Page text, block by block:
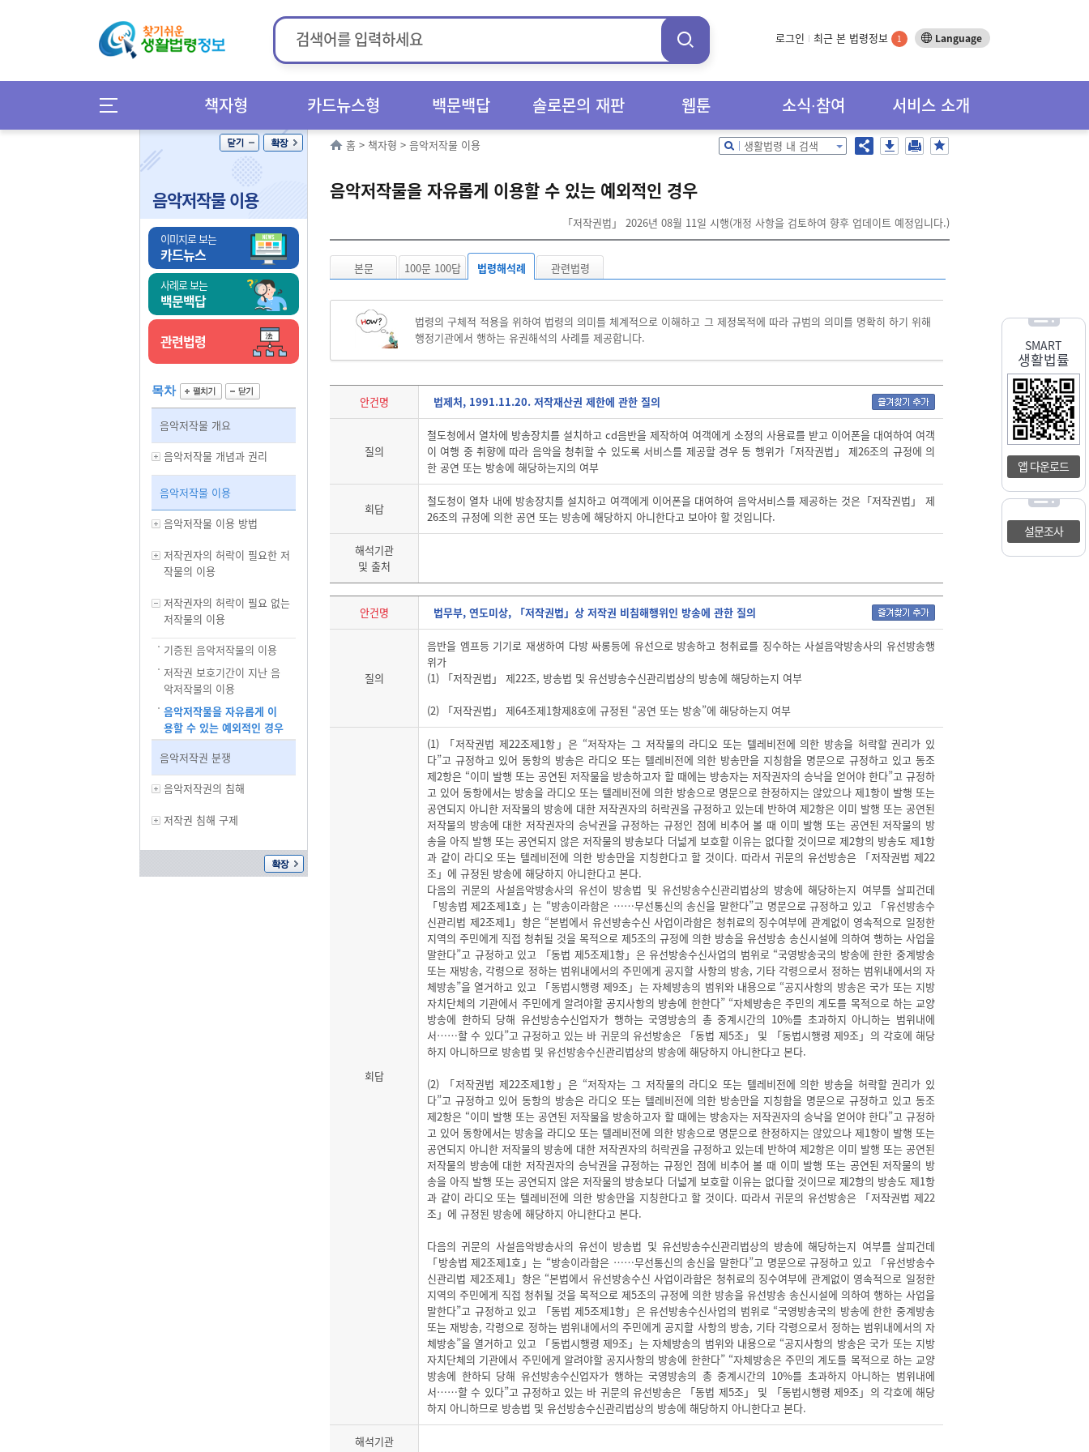
로그인 최근 본 법령정보 1 Language
책자형 카드뉴스형 백문백답 솔로몬의 재판 웹툰 소식∙참여 서비스 소개
SMART
생활법률
앱 다운로드
설문조사
음악저작물 이용
이미지로 보는
카드뉴스
사례로 보는
백문백답
관련법령
목차
음악저작물 개요
음악저작물 개념과 권리
음악저작물 이용
음악저작물 이용 방법
저작권자의 허락이 필요한 저
작물의 이용
저작권자의 허락이 필요 없는
저작물의 이용
기증된 음악저작물의 이용
저작권 보호기간이 지난 음
악저작물의 이용
음악저작물을 자유롭게 이
용할 수 있는 예외적인 경우
음악저작권 분쟁
음악저작권의 침해
저작권 침해 구제
홈 > 책자형 > 음악저작물 이용 생활법령 내 검색
음악저작물을 자유롭게 이용할 수 있는 예외적인 경우
「저작권법」 2026년 08월 11일 시행(개정 사항을 검토하여 향후 업데이트 예정입니다.)
본문 100문 100답 법령해석례 관련법령
법령의 구체적 적용을 위하여 법령의 의미를 체계적으로 이해하고 그 제정목적에 따라 규범의 의미를 명확히 하기 위해
행정기관에서 행하는 유권해석의 사례를 제공합니다.
안건명 법제처, 1991.11.20. 저작재산권 제한에 관한 질의
질의
철도청에서 열차에 방송장치를 설치하고 cd음반을 제작하여 여객에게 소정의 사용료를 받고 이어폰을 대여하여 여객
이 여행 중 취향에 따라 음악을 청취할 수 있도록 서비스를 제공할 경우 동 행위가「저작권법」 제26조의 규정에 의
한 공연 또는 방송에 해당하는지의 여부
회답
철도청이 열차 내에 방송장치를 설치하고 여객에게 이어폰을 대여하여 음악서비스를 제공하는 것은「저작권법」 제
26조의 규정에 의한 공연 또는 방송에 해당하지 아니한다고 보아야 할 것입니다.
해석기관
및 출처
안건명 법무부, 연도미상, 「저작권법」상 저작권 비침해행위인 방송에 관한 질의
질의
음반을 엠프등 기기로 재생하여 다방 싸롱등에 유선으로 방송하고 청취료를 징수하는 사설음악방송사의 유선방송행
위가
(1) 「저작권법」 제22조, 방송법 및 유선방송수신관리법상의 방송에 해당하는지 여부
(2) 「저작권법」 제64조제1항제8호에 규정된 “공연 또는 방송”에 해당하는지 여부
회답
(1) 「저작권법 제22조제1항」은 “저작자는 그 저작물의 라디오 또는 텔레비전에 의한 방송을 허락할 권리가 있
다”고 규정하고 있어 동항의 방송은 라디오 또는 텔레비전에 의한 방송만을 지칭함을 명문으로 규정하고 있고 동조
제2항은 “이미 발행 또는 공연된 저작물을 방송하고자 할 때에는 방송자는 저작권자의 승낙을 얻어야 한다”고 규정하
고 있어 동항에서는 방송을 라디오 또는 텔레비전에 의한 방송으로 명문으로 한정하지는 않았으나 제1항이 발행 또는
공연되지 아니한 저작물의 방송에 대한 저작권자의 허락권을 규정하고 있는데 반하여 제2항은 이미 발행 또는 공연된
저작물의 방송에 대한 저작권자의 승낙권을 규정하는 규정인 점에 비추어 볼 때 이미 발행 또는 공연된 저작물의 방
송을 아직 발행 또는 공연되지 않은 저작물의 방송보다 더넓게 보호할 이유는 없다할 것이므로 제2항의 방송도 제1항
과 같이 라디오 또는 텔레비전에 의한 방송만을 지칭한다고 할 것이다. 따라서 귀문의 유선방송은 「저작권법 제22
조」에 규정된 방송에 해당하지 아니한다고 본다.
다음의 귀문의 사설음악방송사의 유선이 방송법 및 유선방송수신관리법상의 방송에 해당하는지 여부를 살피건데
「방송법 제2조제1호」는 “방송이라함은 ……무선통신의 송신을 말한다”고 명문으로 규정하고 있고 「유선방송수
신관리법 제2조제1」항은 “본법에서 유선방송수신 사업이라함은 청취료의 징수여부에 관계없이 영속적으로 일정한
지역의 주민에게 직접 청취될 것을 목적으로 제5조의 규정에 의한 방송을 유선방송 송신시설에 의하여 행하는 사업을
말한다”고 규정하고 있고 「동법 제5조제1항」은 유선방송수신사업의 범위로 “국영방송국의 방송에 한한 중계방송
또는 재방송, 각령으로 정하는 범위내에서의 주민에게 공지할 사항의 방송, 기타 각령으로서 정하는 범위내에서의 자
체방송”을 열거하고 있고 「동법시행령 제9조」는 자체방송의 범위와 내용으로 “공지사항의 방송은 국가 또는 지방
자치단체의 기관에서 주민에게 알려야할 공지사항의 방송에 한한다” “자체방송은 주민의 계도를 목적으로 하는 교양
방송에 한하되 당해 유선방송수신업자가 행하는 국영방송의 총 중계시간의 10%를 초과하지 아니하는 범위내에
서……할 수 있다”고 규정하고 있는 바 귀문의 유선방송은 「동법 제5조」 및 「동법시행령 제9조」의 각호에 해당
하지 아니하므로 방송법 및 유선방송수신관리법상의 방송에 해당하지 아니한다고 본다.
(2) 「저작권법 제22조제1항」은 “저작자는 그 저작물의 라디오 또는 텔레비전에 의한 방송을 허락할 권리가 있
다”고 규정하고 있어 동항의 방송은 라디오 또는 텔레비전에 의한 방송만을 지칭함을 명문으로 규정하고 있고 동조
제2항은 “이미 발행 또는 공연된 저작물을 방송하고자 할 때에는 방송자는 저작권자의 승낙을 얻어야 한다”고 규정하
고 있어 동항에서는 방송을 라디오 또는 텔레비전에 의한 방송으로 명문으로 한정하지는 않았으나 제1항이 발행 또는
공연되지 아니한 저작물의 방송에 대한 저작권자의 허락권을 규정하고 있는데 반하여 제2항은 이미 발행 또는 공연된
저작물의 방송에 대한 저작권자의 승낙권을 규정하는 규정인 점에 비추어 볼 때 이미 발행 또는 공연된 저작물의 방
송을 아직 발행 또는 공연되지 않은 저작물의 방송보다 더넓게 보호할 이유는 없다할 것이므로 제2항의 방송도 제1항
과 같이 라디오 또는 텔레비전에 의한 방송만을 지칭한다고 할 것이다. 따라서 귀문의 유선방송은 「저작권법 제22
조」에 규정된 방송에 해당하지 아니한다고 본다.
다음의 귀문의 사설음악방송사의 유선이 방송법 및 유선방송수신관리법상의 방송에 해당하는지 여부를 살피건데
「방송법 제2조제1호」는 “방송이라함은 ……무선통신의 송신을 말한다”고 명문으로 규정하고 있고 「유선방송수
신관리법 제2조제1」항은 “본법에서 유선방송수신 사업이라함은 청취료의 징수여부에 관계없이 영속적으로 일정한
지역의 주민에게 직접 청취될 것을 목적으로 제5조의 규정에 의한 방송을 유선방송 송신시설에 의하여 행하는 사업을
말한다”고 규정하고 있고 「동법 제5조제1항」은 유선방송수신사업의 범위로 “국영방송국의 방송에 한한 중계방송
또는 재방송, 각령으로 정하는 범위내에서의 주민에게 공지할 사항의 방송, 기타 각령으로서 정하는 범위내에서의 자
체방송”을 열거하고 있고 「동법시행령 제9조」는 자체방송의 범위와 내용으로 “공지사항의 방송은 국가 또는 지방
자치단체의 기관에서 주민에게 알려야할 공지사항의 방송에 한한다” “자체방송은 주민의 계도를 목적으로 하는 교양
방송에 한하되 당해 유선방송수신업자가 행하는 국영방송의 총 중계시간의 10%를 초과하지 아니하는 범위내에
서……할 수 있다”고 규정하고 있는 바 귀문의 유선방송은 「동법 제5조」 및 「동법시행령 제9조」의 각호에 해당
하지 아니하므로 방송법 및 유선방송수신관리법상의 방송에 해당하지 아니한다고 본다.
해석기관